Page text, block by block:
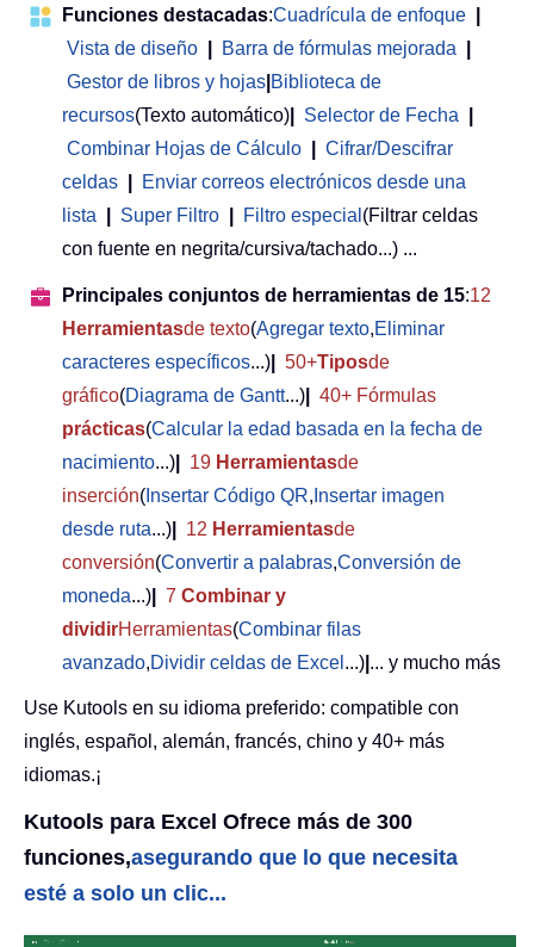
Funciones destacadas:Cuadrícula de enfoque
Vista de diseño
Barra de fórmulas mejorada
Gestor de libros y hojas Biblioteca de
recursos(Texto automático) Selector de Fecha
Combinar Hojas de Cálculo
Cifrar/Descifrar
celdas
Enviar correos electrónicos desde una
lista
Super Filtro Filtro especial (Filtrar celdas
con fuente en negrita/cursiva/tachado...) ...
Principales conjuntos de herramientas de 15:12
Herramientasde texto(Agregar texto,Eliminar
caracteres específicos...) 50+Tiposde
gráfico(Diagrama de Gantt...)
40+ Fórmulas
prácticas(Calcular la edad basada en la fecha de
nacimiento...) 19 Herramientasde
inserción( Insertar Código QR, Insertar imagen
desde ruta...) 12 Herramientasde
conversión(Convertir a palabras,Conversión de
moneda...) 7 Combinar y
dividirHerramientas(Combinar filas
avanzado,Dividir celdas de Excel ...) ... y mucho más
Use Kutools en su idioma preferido: compatible con
inglés, español, alemán, francés, chino y 40+ más
idiomas.¡
Kutools para Excel Ofrece más de 300
funciones,asegurando que lo que necesita
esté a solo un clic...